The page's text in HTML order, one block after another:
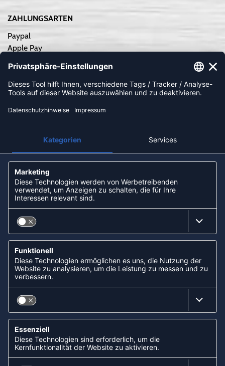
ZAHLUNGSARTEN
Paypal
Apple Pay
Kreditkarte
Rechnungskauf
Vorkasse
KOOPERATIONEN